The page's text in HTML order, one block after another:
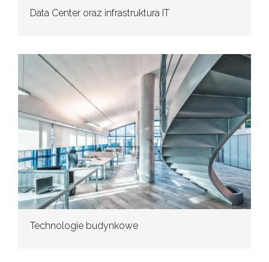
Data Center oraz infrastruktura IT
Technologie budynkowe